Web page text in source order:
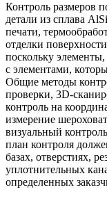
Контроль размеров
детали из сплава
печати,
отделки
поскольку
с элементами,
Общие методы
проверки, 3D-
контроль на
измерение
визуальный
план контроля
базах, отверстиях,
уплотнительных
определенных